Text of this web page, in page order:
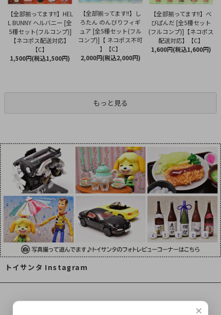
【全部揃ってます!!】HEL
L BUNNY ヘルバニー [全
5種セット(フルコンプ)]
【ネコポス配送対応】
【C】
1,500円(税込1,500円)
【全部揃ってます!!】し
ろたん のんびりフィギ
ュア [全5種セット(フル
コンプ)]【 ネコポス不可
】【C】
2,000円(税込2,000円)
【全部揃ってます!!】べ
びぱんだ [全5種セット
(フルコンプ)]【ネコポス
配送対応】【C】
1,600円(税込1,600円)
もっと見る
トイサンタ Instagram
×